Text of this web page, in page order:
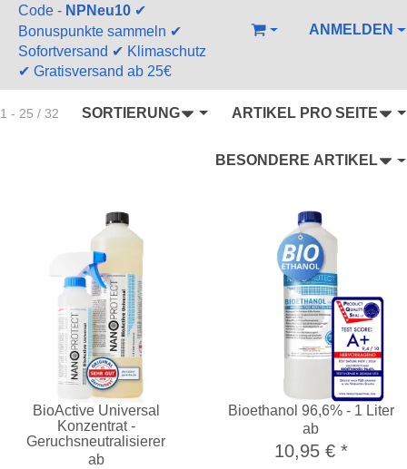
Code - NPNeu10 ✔
Bonuspunkte sammeln ✔
Sofortversand ✔ Klimaschutz
✔ Gratisversand ab 25€
WARENKORBANMELDEN
1 - 25 / 32 SORTIERUNG ARTIKEL PRO SEITE
BESONDERE ARTIKEL
BioActive Universal
Konzentrat -
Geruchsneutralisierer
ab
Bioethanol 96,6% - 1 Liter
ab
10,95 € *